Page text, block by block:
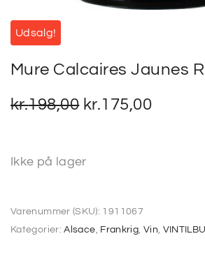
Udsalg!
Mure Calcaires Jaunes
kr.198,00 kr.175,00
Ikke på lager
Varenummer (SKU): 1911067
Kategorier:Alsace, Frankrig, Vin,